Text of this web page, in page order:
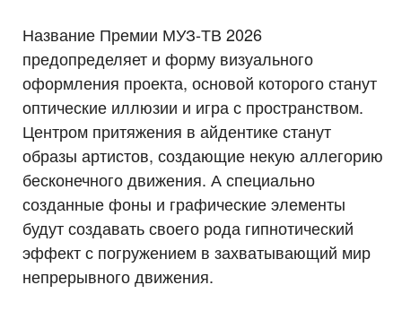
Название Премии МУЗ-ТВ 2026
предопределяет и форму визуального
оформления проекта, основой которого станут
оптические иллюзии и игра с пространством.
Центром притяжения в айдентике станут
образы артистов, создающие некую аллегорию
бесконечного движения. А специально
созданные фоны и графические элементы
будут создавать своего рода гипнотический
эффект с погружением в захватывающий мир
непрерывного движения.